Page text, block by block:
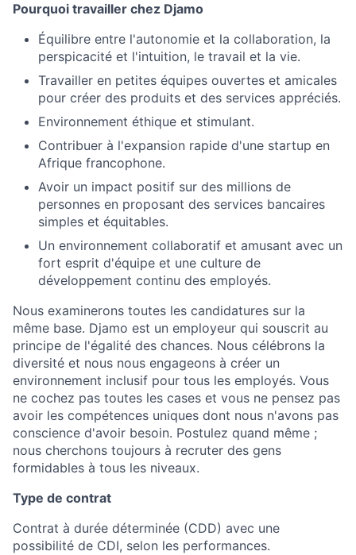
Pourquoi travailler chez Djamo
Équilibre entre l'autonomie et la collaboration, la
perspicacité et l'intuition, le travail et la vie.
Travailler en petites équipes ouvertes et amicales
pour créer des produits et des services appréciés.
Environnement éthique et stimulant.
Contribuer à l'expansion rapide d'une startup en
Afrique francophone.
Avoir un impact positif sur des millions de
personnes en proposant des services bancaires
simples et équitables.
Un environnement collaboratif et amusant avec un
fort esprit d'équipe et une culture de
développement continu des employés.
Nous examinerons toutes les candidatures sur la
même base. Djamo est un employeur qui souscrit au
principe de l'égalité des chances. Nous célébrons la
diversité et nous nous engageons à créer un
environnement inclusif pour tous les employés. Vous
ne cochez pas toutes les cases et vous ne pensez pas
avoir les compétences uniques dont nous n'avons pas
conscience d'avoir besoin. Postulez quand même ;
nous cherchons toujours à recruter des gens
formidables à tous les niveaux.
Type de contrat
Contrat à durée déterminée (CDD) avec une
possibilité de CDI, selon les performances.